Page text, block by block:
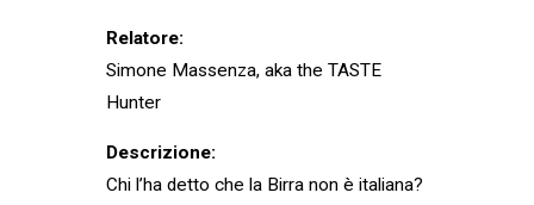
Relatore:
Simone Massenza, aka the TASTE
Hunter
Descrizione:
Chi l’ha detto che la Birra non è italiana?